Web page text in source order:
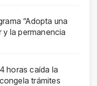
“Adopta una
y la permanencia
horas caída la
trámites